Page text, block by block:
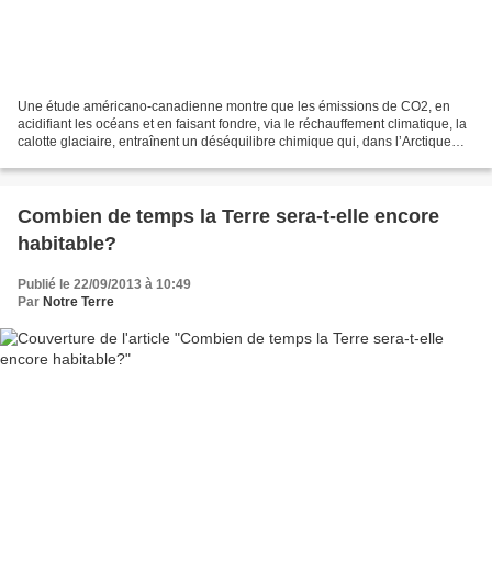
Une étude américano-canadienne montre que les émissions de CO2, en
acidifiant les océans et en faisant fondre, via le réchauffement climatique, la
calotte glaciaire, entraînent un déséquilibre chimique qui, dans l’Arctique
Combien de temps la Terre sera-t-elle encore
habitable?
Publié le 22/09/2013 à 10:49
Par Notre Terre